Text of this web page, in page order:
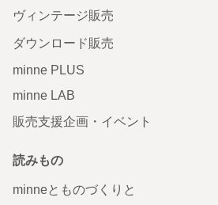
ヴィンテージ販売
ダウンロード販売
minne PLUS
minne LAB
販売支援企画・イベント
読みもの
minneとものづくりと